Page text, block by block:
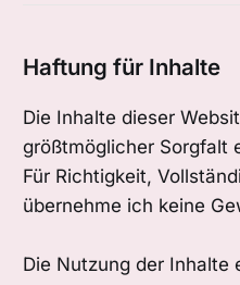
Haftung für Inhalte
Die Inhalte dieser
größtmöglicher Sorgfalt
Für Richtigkeit,
übernehme ich keine
Die Nutzung der Inhalte